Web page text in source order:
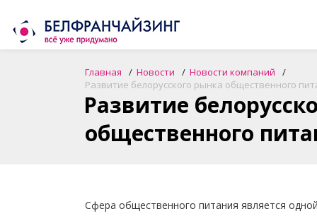
Главная Новости
Новости компаний
Развитие белорусского рынка общественного
Развитие
общественного
Сфера общественного питания является